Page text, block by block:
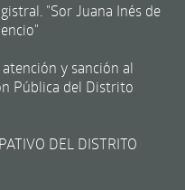
"Sor Juana Inés de
atención y sanción al
Pública del Distrito
DEL DISTRITO